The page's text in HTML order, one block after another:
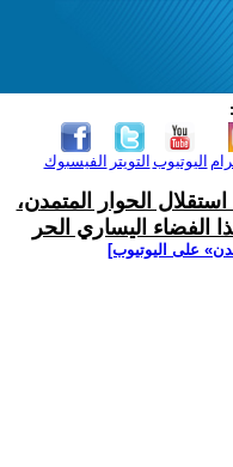
الفيسبوك التويتر اليوتيوب
الحوار المتمدن،
الفضاء اليساري الحر
على اليوتيوب]